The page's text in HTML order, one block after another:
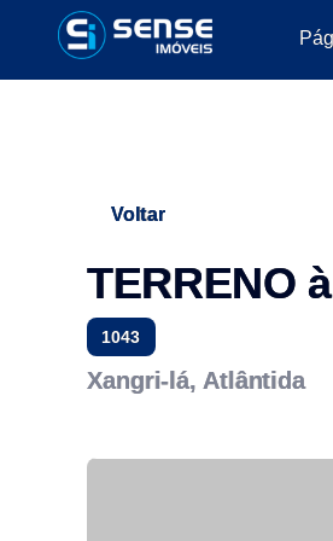
Voltar
TERRENO
1043
Xangri-lá, Atlântida